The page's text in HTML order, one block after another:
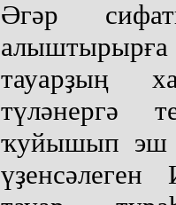
Әгәр
тауарҙың
түләнергә
ҡуйышып эш